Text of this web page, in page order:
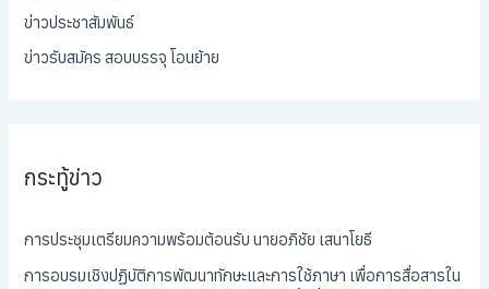
ข่าวประชาสัมพันธ์
ข่าวรับสมัคร สอบบรรจุ โอนย้าย
กระทู้ข่าว
การประชุมเตรียมความพร้อมต้อนรับ นายอภิชัย เสนาโยธี
การอบรมเชิงปฏิบัติการพัฒนาทักษะและการใช้ภาษา เพื่อการสื่อสารใน